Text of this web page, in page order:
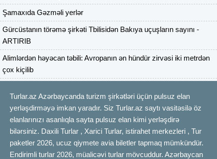
Şamaxıda Gəzməli yerlər
Gürcüstanın törəmə şirkəti Tbilisidən Bakıya uçuşların sayını -
ARTIRIB
Alimlərdən həyəcan təbili: Avropanın ən hündür zirvəsi iki metrdən
çox kiçilib
Turlar.az Azərbaycanda turizm şirkətləri üçün pulsuz elan
yerləşdirməyə imkan yaradır. Siz Turlar.az saytı vasitəsilə öz
elanlarınızı asanlıqla sayta pulsuz elan kimi yerləşdirə
bilərsiniz. Daxili Turlar , Xarici Turlar, istirahet merkezleri , Tur
paketler 2026, ucuz qiymete avia biletler tapmaq mümkündür.
Endirimli turlar 2026, müalicəvi turlar mövcuddur. Azərbaycan